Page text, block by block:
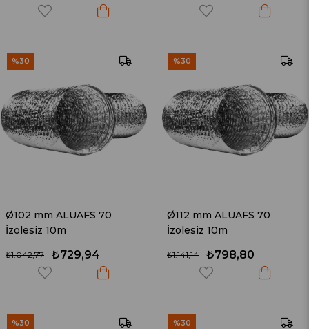
Ø102 mm ALUAFS 70
İzolesiz 10m
₺729,94
₺1.042,77
%30
Ø112 mm ALUAFS 70
İzolesiz 10m
₺798,80
₺1.141,14
%30
%30 %30